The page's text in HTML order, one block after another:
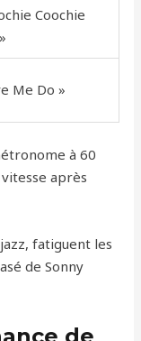
Coochie
Me Do »
à 60
après
fatiguent les
de Sonny
de